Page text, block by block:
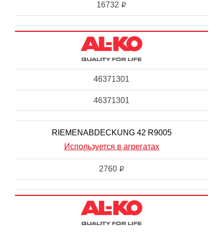
16732 i
46371301
46371301
RIEMENABDECKUNG 42 R9005
Используется в агрегатах
2760 i